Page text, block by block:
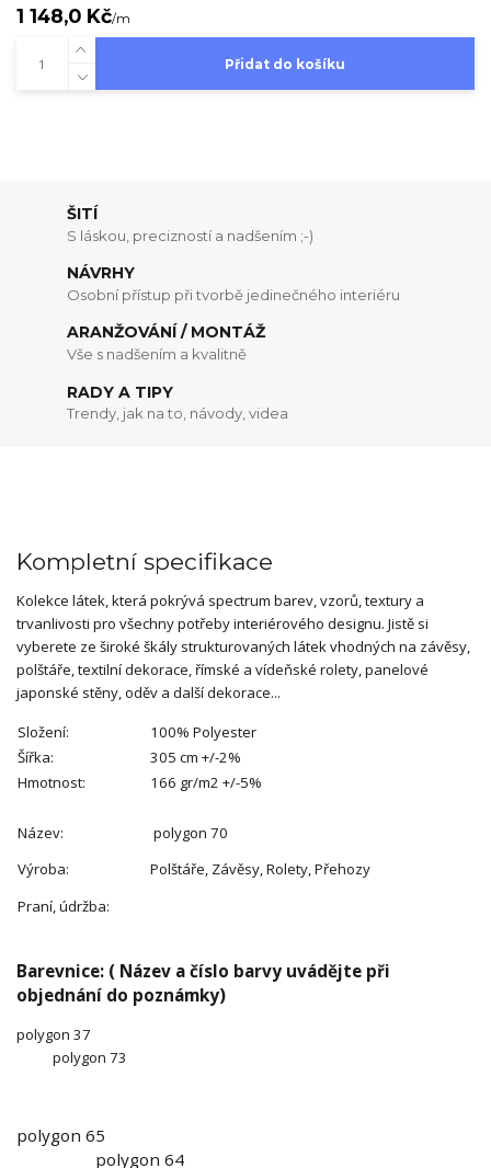
1 148,0 Kč/m
Přidat do košíku
ŠITÍ
S láskou, precizností a nadšením ;-)
NÁVRHY
Osobní přístup při tvorbě jedinečného interiéru
ARANŽOVÁNÍ / MONTÁŽ
Vše s nadšením a kvalitně
RADY A TIPY
Trendy, jak na to, návody, videa
Kompletní specifikace
Kolekce látek, která pokrývá spectrum barev, vzorů, textury a
trvanlivosti pro všechny potřeby interiérového designu. Jistě si
vyberete ze široké škály strukturovaných látek vhodných na závěsy,
polštáře, textilní dekorace, římské a vídeňské rolety, panelové
japonské stěny, oděv a další dekorace...
Složení:
100% Polyester
Šířka:
305 cm +/-2%
Hmotnost:
166 gr/m2 +/-5%
Název:
polygon 70
Výroba:
Polštáře, Závěsy, Rolety, Přehozy
Praní, údržba:
Barevnice: ( Název a číslo barvy uvádějte při
objednání do poznámky)
polygon 37
polygon 73
polygon 65
polygon 64